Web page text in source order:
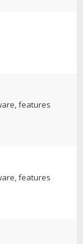
features
features